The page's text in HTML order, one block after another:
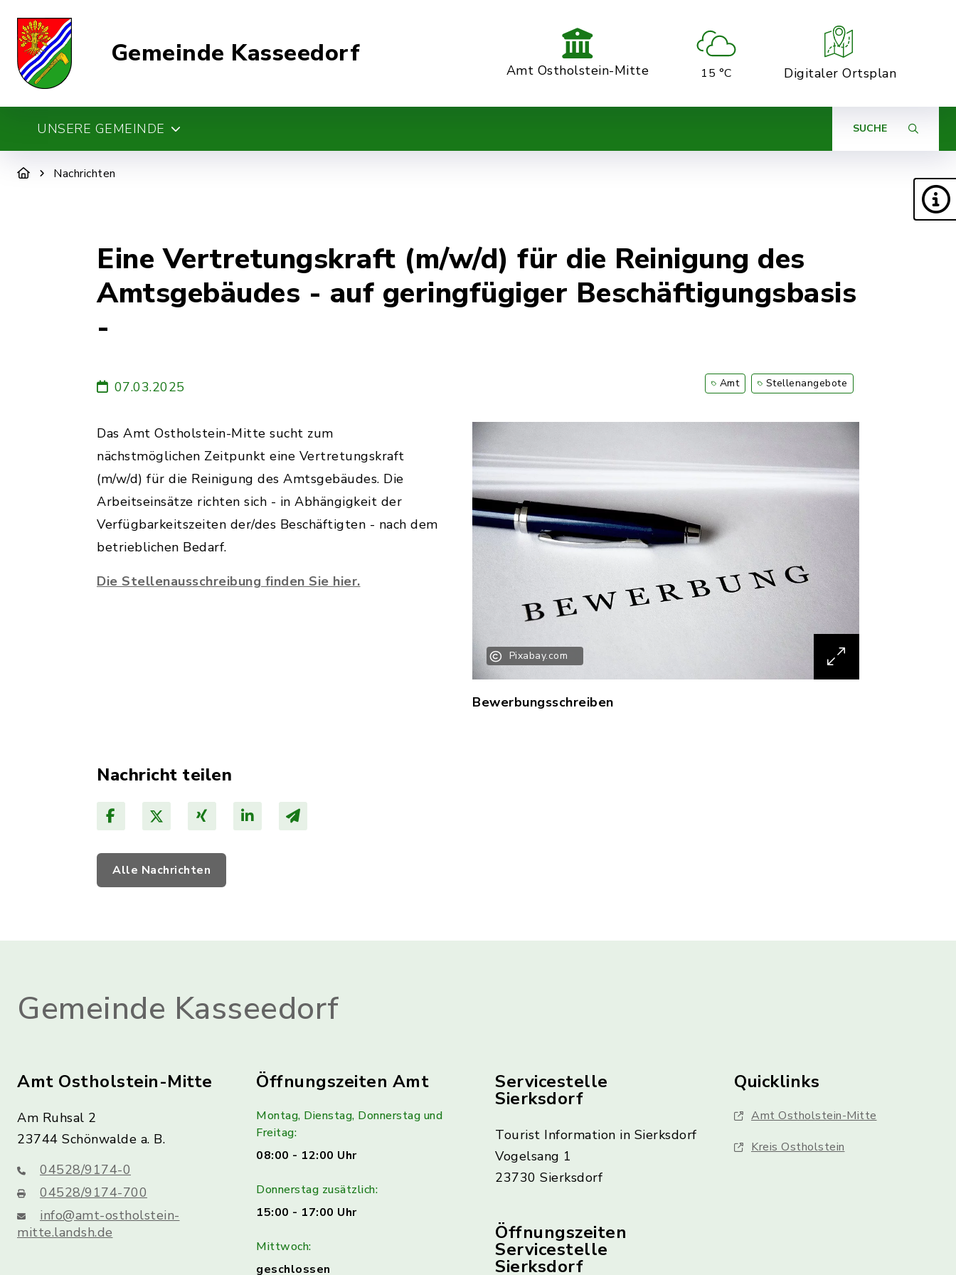
Gemeinde Kasseedorf
Amt Ostholstein-Mitte 15 °C Digitaler Ortsplan
UNSERE GEMEINDE SUCHE
Nachrichten
Eine Vertretungskraft (m/w/d) für die Reinigung des
Amtsgebäudes - auf geringfügiger Beschäftigungsbasis
-
07.03.2025 Amt Stellenangebote
Pixabay.com
Bewerbungsschreiben
Das Amt Ostholstein-Mitte sucht zum
nächstmöglichen Zeitpunkt eine Vertretungskraft
(m/w/d) für die Reinigung des Amtsgebäudes. Die
Arbeitseinsätze richten sich - in Abhängigkeit der
Verfügbarkeitszeiten der/des Beschäftigten - nach dem
betrieblichen Bedarf.
Die Stellenausschreibung finden Sie hier.
Nachricht teilen
Alle Nachrichten
Gemeinde Kasseedorf
Amt Ostholstein-Mitte
Am Ruhsal 2
23744 Schönwalde a. B.
04528/9174-0
04528/9174-700
info@amt-ostholstein-
mitte.landsh.de
Öffnungszeiten Amt
Montag, Dienstag, Donnerstag und
Freitag:
08:00 - 12:00 Uhr
Donnerstag zusätzlich:
15:00 - 17:00 Uhr
Mittwoch:
geschlossen
Servicestelle
Sierksdorf
Tourist Information in Sierksdorf
Vogelsang 1
23730 Sierksdorf
Öffnungszeiten
Servicestelle
Sierksdorf
Quicklinks
Amt Ostholstein-Mitte
Kreis Ostholstein